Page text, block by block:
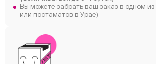
Вы можете забрать ваш заказ в одном из
или постаматов в Урае)